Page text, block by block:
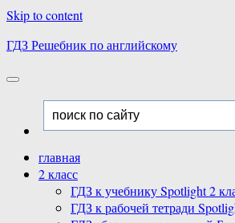
Skip to content
ГДЗ Решебник по английскому
главная
2 класс
ГДЗ к учебнику Spotlight 2
ГДЗ к рабочей тетради